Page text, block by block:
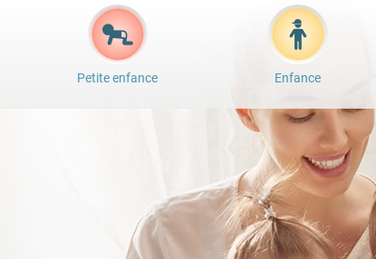
Petite enfance Enfance